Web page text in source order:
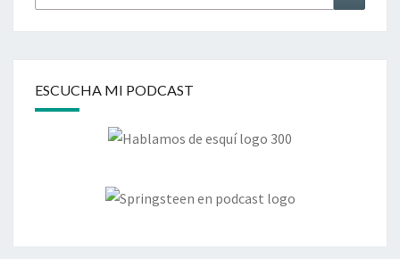
for:
ESCUCHA MI PODCAST